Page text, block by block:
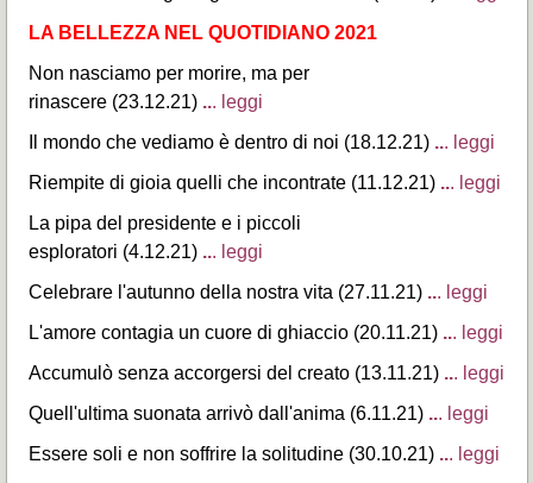
LA BELLEZZA NEL QUOTIDIANO 2021
Non nasciamo per morire, ma per
rinascere (23.12.21) ... leggi
Il mondo che vediamo è dentro di noi (18.12.21) ... leggi
Riempite di gioia quelli che incontrate (11.12.21) ... leggi
La pipa del presidente e i piccoli
esploratori (4.12.21) ... leggi
Celebrare l'autunno della nostra vita (27.11.21) ... leggi
L'amore contagia un cuore di ghiaccio (20.11.21) ... leggi
Accumulò senza accorgersi del creato (13.11.21) ... leggi
Quell'ultima suonata arrivò dall'anima (6.11.21) ... leggi
Essere soli e non soffrire la solitudine (30.10.21) ... leggi